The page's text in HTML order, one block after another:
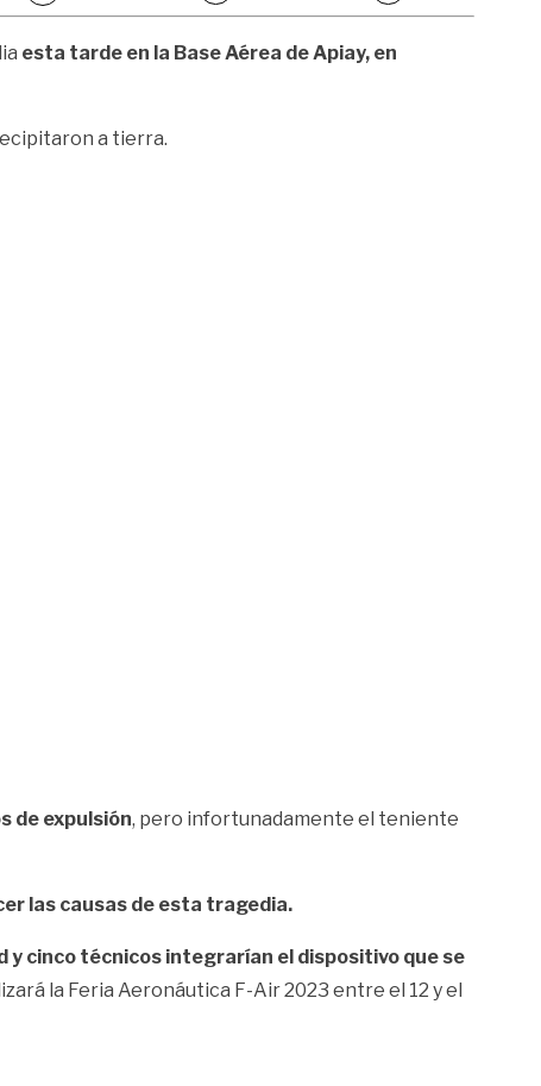
esta tarde en la Base Aérea de Apiay, en
a tierra.
de expulsión, pero infortunadamente el teniente
las causas de esta tragedia.
y cinco técnicos integrarían el dispositivo que se
la Feria Aeronáutica F-Air 2023 entre el 12 y el